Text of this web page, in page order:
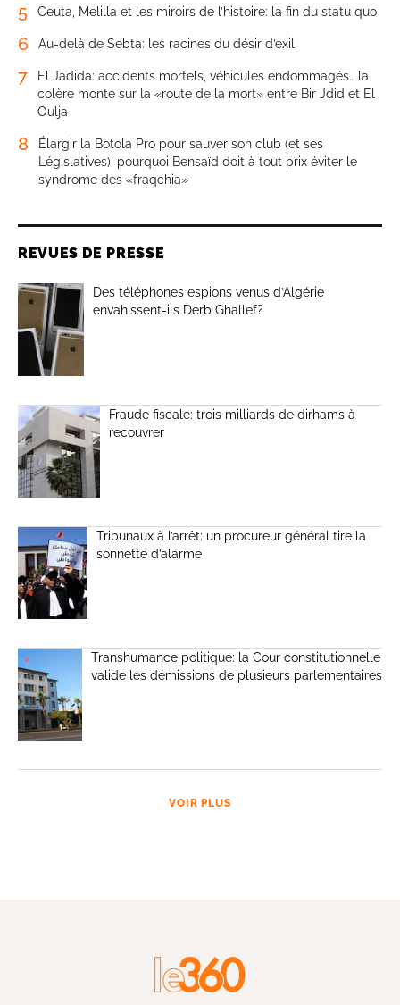
5 Ceuta, Melilla et les miroirs de l’histoire: la fin du statu quo
6 Au-delà de Sebta: les racines du désir d’exil
7
El Jadida: accidents mortels, véhicules endommagés… la
colère monte sur la «route de la mort» entre Bir Jdid et El
Oulja
8
Élargir la Botola Pro pour sauver son club (et ses
Législatives): pourquoi Bensaïd doit à tout prix éviter le
syndrome des «fraqchia»
REVUES DE PRESSE
Des téléphones espions venus d’Algérie
envahissent-ils Derb Ghallef?
Fraude fiscale: trois milliards de dirhams à
recouvrer
Tribunaux à l’arrêt: un procureur général tire la
sonnette d’alarme
Transhumance politique: la Cour constitutionnelle
valide les démissions de plusieurs parlementaires
VOIR PLUS